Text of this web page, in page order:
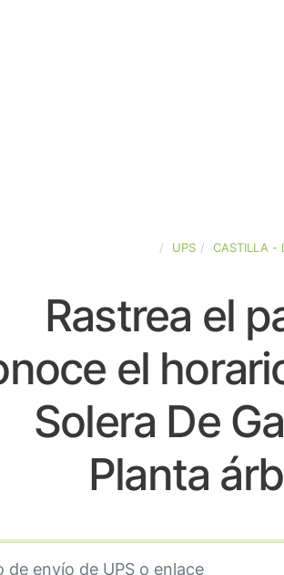
UPS CASTILLA -
Rastrea el
el
Solera De
Planta